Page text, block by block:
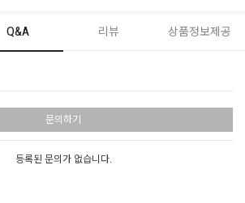
Q&A 리뷰 상품정보제공
문의하기
등록된 문의가 없습니다.